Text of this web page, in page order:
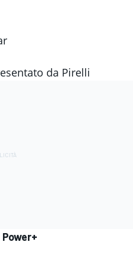
da Pirelli